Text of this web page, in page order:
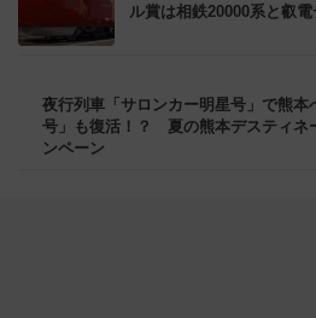
ル賞は相鉄20000系と叡電
夜行列車「サロンカー明星号」で熊
号」も復活！？ 夏の熊本デスティネ
ンペーン